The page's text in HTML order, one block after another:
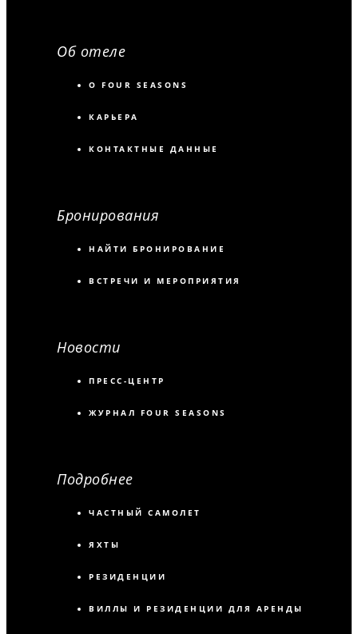
Об отеле
О FOUR SEASONS
КАРЬЕРА
КОНТАКТНЫЕ ДАННЫЕ
Бронирования
НАЙТИ БРОНИРОВАНИЕ
ВСТРЕЧИ И МЕРОПРИЯТИЯ
Новости
ПРЕСС-ЦЕНТР
ЖУРНАЛ FOUR SEASONS
Подробнее
ЧАСТНЫЙ САМОЛЕТ
ЯХТЫ
РЕЗИДЕНЦИИ
ВИЛЛЫ И РЕЗИДЕНЦИИ ДЛЯ АРЕНДЫ